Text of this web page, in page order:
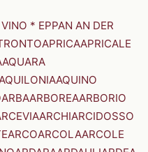
* EPPAN AN DER
APRICAAPRICALE
AQUARA
AQUINO
ARBAARBOREAARBORIO
ARCHIARCIDOSSO
ARCOARCOLAARCOLE